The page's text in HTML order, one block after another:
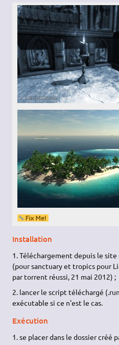
Installation
1. Téléchargement depuis le site
(pour sanctuary et tropics pour
par torrent réussi, 21 mai 2012) ;
2. lancer le script téléchargé
exécutable si ce n'est le cas.
Exécution
1. se placer dans le dossier créé